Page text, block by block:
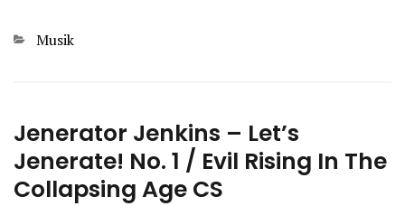
Kategorien
Musik
Jenerator Jenkins – Let’s
Jenerate! No. 1 / Evil Rising In The
Collapsing Age CS